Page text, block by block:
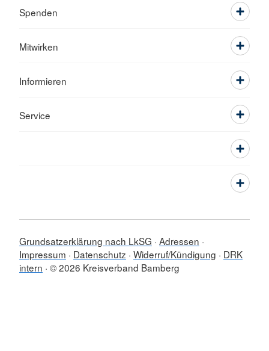
Spenden
Mitwirken
Informieren
Service
Grundsatzerklärung nach LkSG Adressen
Impressum
Datenschutz Widerruf/Kündigung
DRK
intern © 2026 Kreisverband Bamberg